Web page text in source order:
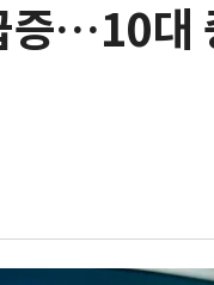
…10대